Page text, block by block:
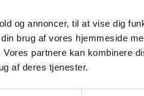
og annoncer, til at vise dig
brug af vores hjemmeside
partnere kan kombinere
af deres tjenester.
og